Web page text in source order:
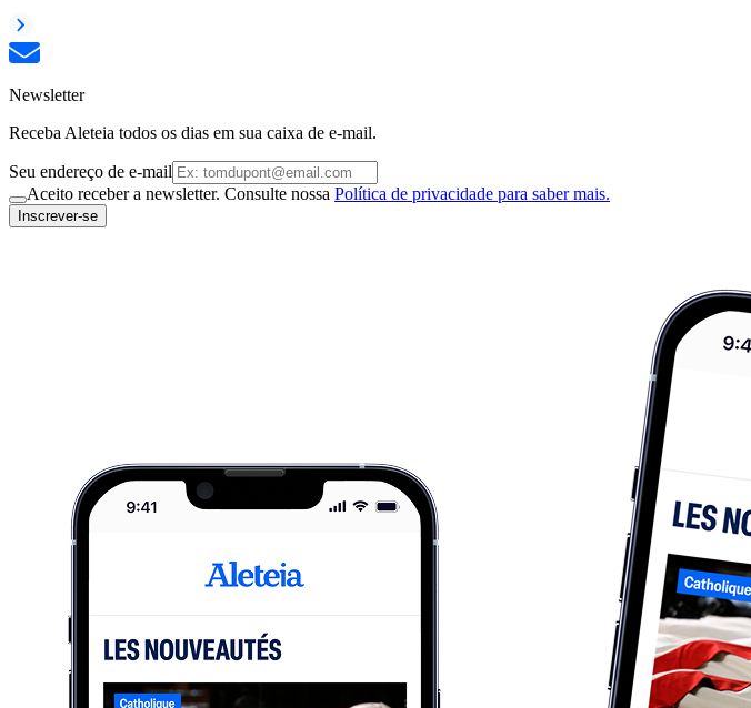
Newsletter
Receba Aleteia todos os dias em sua caixa de e-mail.
Seu endereço de e-mail
Aceito receber a newsletter. Consulte nossa Política de privacidade para saber mais.
Inscrever-se